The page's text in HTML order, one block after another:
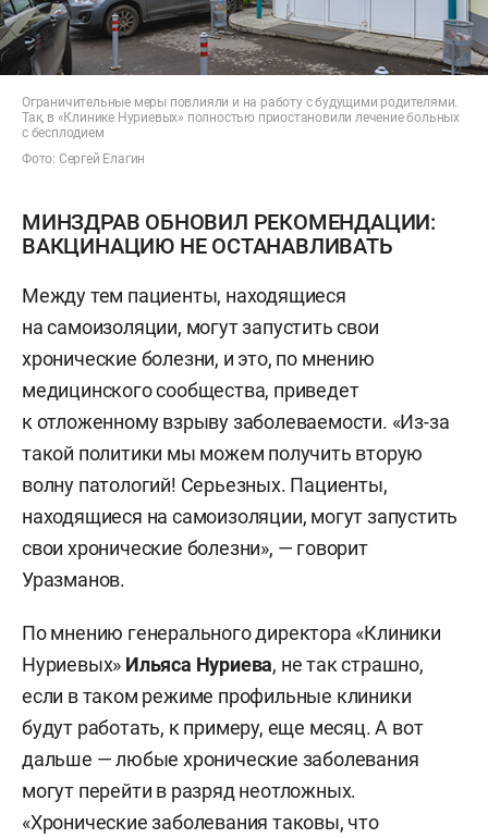
Ограничительные меры повлияли и на работу с будущими родителями.
Так, в «Клинике Нуриевых» полностью приостановили лечение больных
с бесплодием
Фото: Сергей Елагин
МИНЗДРАВ ОБНОВИЛ РЕКОМЕНДАЦИИ:
ВАКЦИНАЦИЮ НЕ ОСТАНАВЛИВАТЬ
Между тем пациенты, находящиеся
на самоизоляции, могут запустить свои
хронические болезни, и это, по мнению
медицинского сообщества, приведет
к отложенному взрыву заболеваемости. «Из-за
такой политики мы можем получить вторую
волну патологий! Серьезных. Пациенты,
находящиеся на самоизоляции, могут запустить
свои хронические болезни», — говорит
Уразманов.
По мнению генерального директора «Клиники
Нуриевых» Ильяса Нуриева, не так страшно,
если в таком режиме профильные клиники
будут работать, к примеру, еще месяц. А вот
дальше — любые хронические заболевания
могут перейти в разряд неотложных.
«Хронические заболевания таковы, что